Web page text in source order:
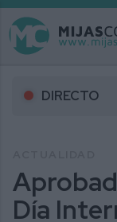
DIRECTO
Día